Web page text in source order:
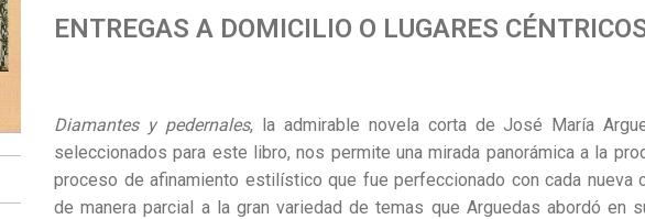
ENTREGAS A DOMICILIO O LUGARES
Diamantes y pedernales, la admirable novela corta de José María
seleccionados para este libro, nos permite una mirada panorámica a la
proceso de afinamiento estilístico que fue perfeccionado con cada nueva
de manera parcial a la gran variedad de temas que Arguedas abordó en